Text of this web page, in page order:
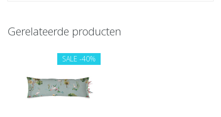
Gerelateerde producten
SALE -40%